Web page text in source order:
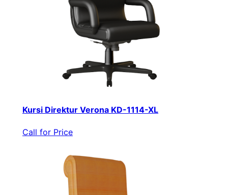
Kursi Direktur Verona KD-1114-XL
Call for Price